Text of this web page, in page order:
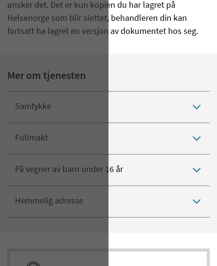
ønsker det. Det er kun kopien du har lagret på
Helsenorge som blir slettet, behandleren din kan
fortsatt ha lagret en versjon av dokumentet hos seg.
Mer om tjenesten
Samtykke
Fullmakt
På vegner av barn under 16 år
Hemmelig adresse